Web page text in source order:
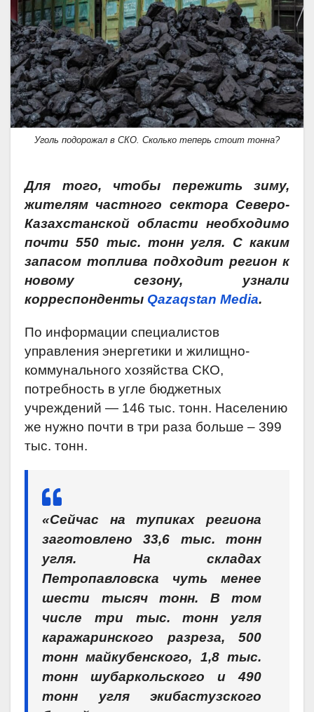
Уголь подорожал в СКО. Сколько теперь стоит тонна?
Для того, чтобы пережить зиму,
жителям частного сектора Северо-
Казахстанской области необходимо
почти 550 тыс. тонн угля. С каким
запасом топлива подходит регион к
новому сезону, узнали
корреспонденты Qazaqstan Media.
По информации специалистов
управления энергетики и жилищно-
коммунального хозяйства СКО,
потребность в угле бюджетных
учреждений — 146 тыс. тонн. Населению
же нужно почти в три раза больше – 399
тыс. тонн.
«Сейчас на тупиках региона
заготовлено 33,6 тыс. тонн
угля. На складах
Петропавловска чуть менее
шести тысяч тонн. В том
числе три тыс. тонн угля
каражаринского разреза, 500
тонн майкубенского, 1,8 тыс.
тонн шубаркольского и 490
тонн угля экибастузского